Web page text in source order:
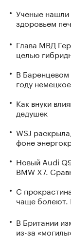
Ученые
здоровьем
Глава МВД
целью
В
году
Как внуки
дедушек
WSJ
фоне
Новый Audi
BMW X7.
С
чаще болеют.
В Британии
из-за